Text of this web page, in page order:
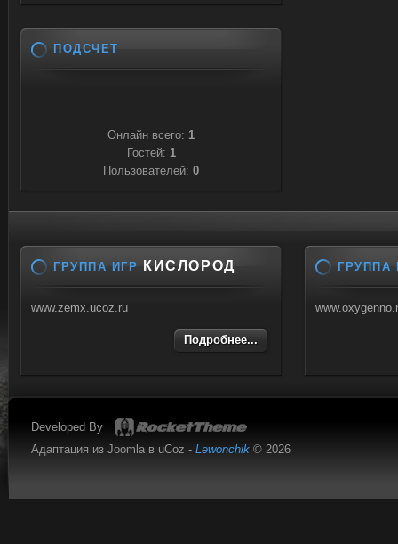
ПОДСЧЕТ
Онлайн всего: 1
Гостей: 1
Пользователей: 0
ГРУППА ИГР КИСЛОРОД
www.zemx.ucoz.ru
Подробнее...
ГРУППА
Developed By
Адаптация из Joomla в uCoz - Lewonchik © 2026